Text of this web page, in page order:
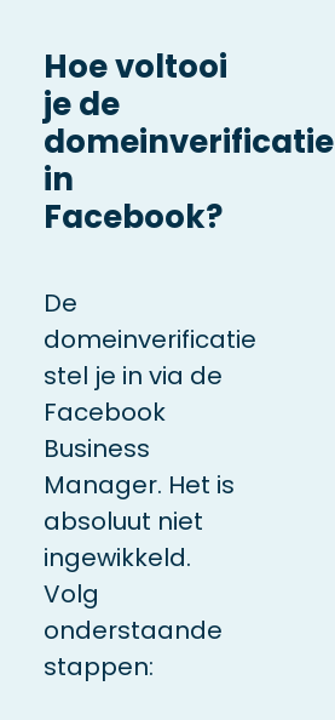
Hoe voltooi
je de
domeinverificatie
in
Facebook?
De
domeinverificatie
stel je in via de
Facebook
Business
Manager. Het is
absoluut niet
ingewikkeld.
Volg
onderstaande
stappen: